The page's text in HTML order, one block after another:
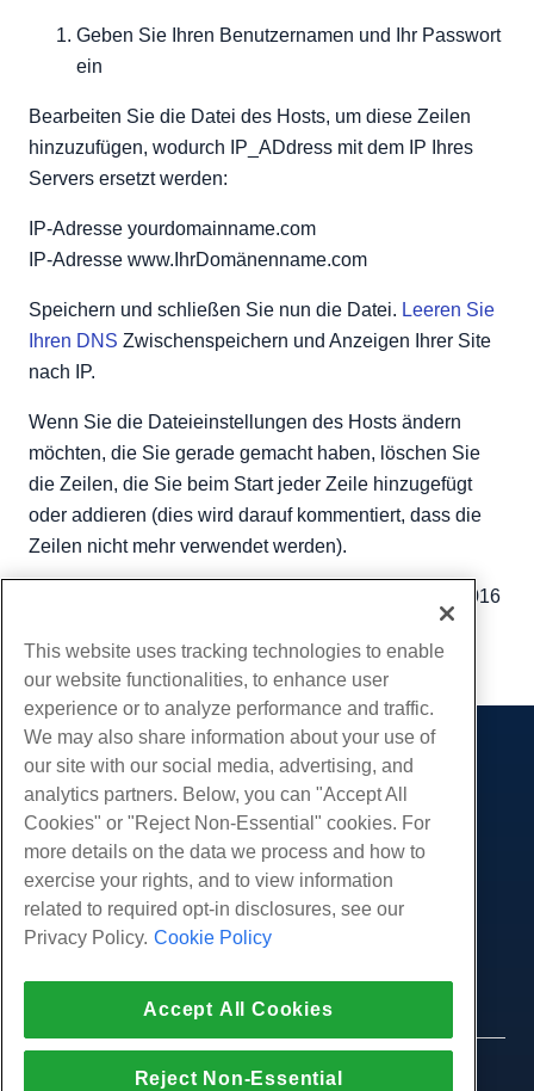
Geben Sie Ihren Benutzernamen und Ihr Passwort
ein
Bearbeiten Sie die Datei des Hosts, um diese Zeilen
hinzuzufügen, wodurch IP_ADdress mit dem IP Ihres
Servers ersetzt werden:
IP-Adresse yourdomainname.com
IP-Adresse www.IhrDomänenname.com
Speichern und schließen Sie nun die Datei. Leeren Sie
Ihren DNS Zwischenspeichern und Anzeigen Ihrer Site
nach IP.
Wenn Sie die Dateieinstellungen des Hosts ändern
möchten, die Sie gerade gemacht haben, löschen Sie
die Zeilen, die Sie beim Start jeder Zeile hinzugefügt
oder addieren (dies wird darauf kommentiert, dass die
Zeilen nicht mehr verwendet werden).
Dezember 13, 2016
Kopieren URL
Produkte
Web-Hosting
Business Hosting
Reseller Hosting
White Label Reseller
Verwaltete Linux. VPS
Verwaltete Fenster. VPS
Nicht verwaltetes Windows VPS
Cloud-Server
Dienstleistungen
Website-Migrationen
Gemeinschaft
Produktdokumentation
Tutorials
Unternehmen
Über uns
Drücken Sie
Datenschutz-Bestimmungen
Strafverfolgung
Partnervereinbarung
Unterstützung
Live-Chat mit uns
© 2010-2026 Hostwinds, ein HostPapa Inc.
This website uses tracking technologies to enable
our website functionalities, to enhance user
experience or to analyze performance and traffic.
We may also share information about your use of
our site with our social media, advertising, and
analytics partners. Below, you can "Accept All
Cookies" or "Reject Non-Essential" cookies. For
more details on the data we process and how to
exercise your rights, and to view information
related to required opt-in disclosures, see our
Privacy Policy. Cookie Policy
Accept All Cookies
Reject Non-Essential